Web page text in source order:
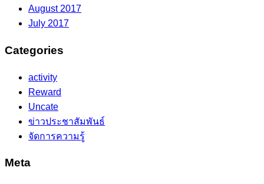
August 2017
July 2017
Categories
activity
Reward
Uncate
ข่าวประชาสัมพันธ์
จัดการความรู้
Meta